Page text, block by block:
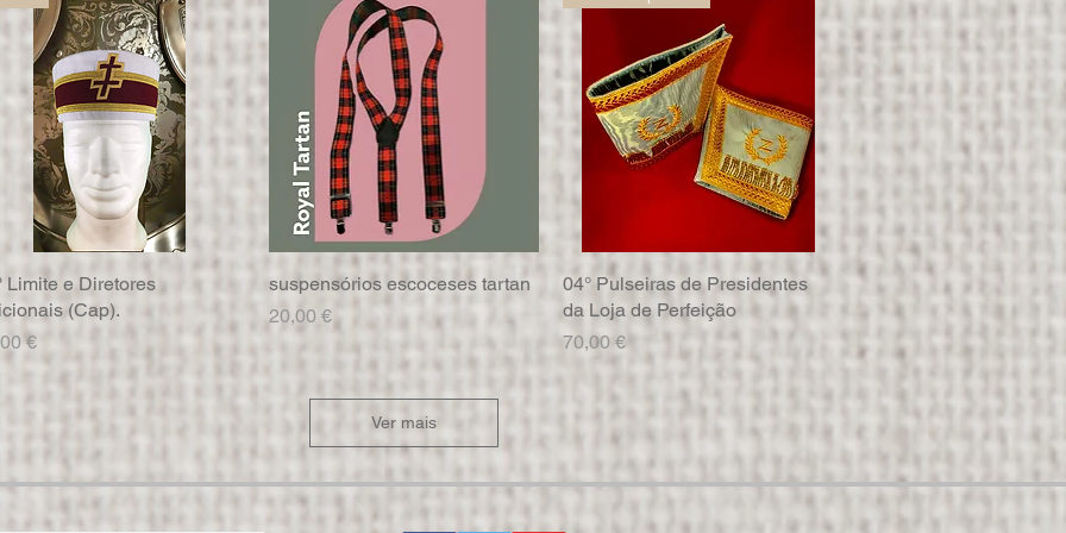
Visualização rápida
Limite e Diretores
(Cap).
€
Visualização rápida
suspensórios escoceses tartan
Preço
20,00 €
Visualização rápida
04° Pulseiras de Presidentes
da Loja de Perfeição
Preço
70,00 €
Ver mais